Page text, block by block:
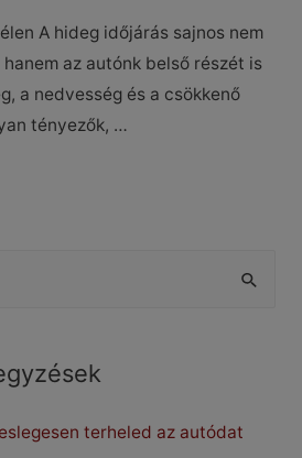
A hideg időjárás sajnos nem
az autónk belső részét is
a nedvesség és a csökkenő
tényezők, …
terheled az autódat